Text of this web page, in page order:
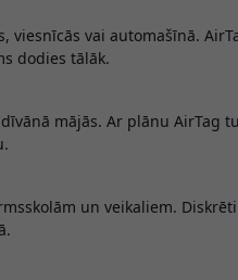
vai automašīnā.
dodies tālāk.
mājās. Ar plānu AirTag
un veikaliem.